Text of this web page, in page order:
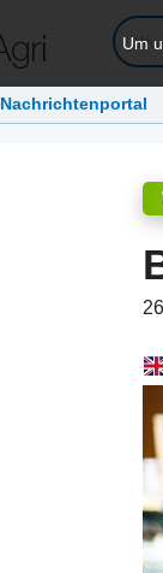
Nachrichtenportal
Um